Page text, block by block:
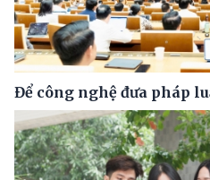
Để công nghệ đưa pháp